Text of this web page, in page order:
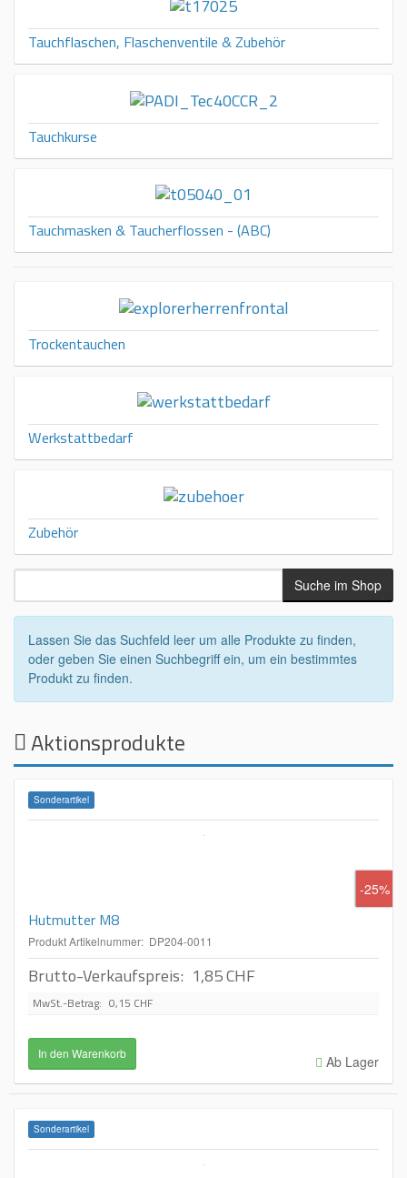
Tauchflaschen, Flaschenventile & Zubehör
Tauchkurse
Tauchmasken & Taucherflossen - (ABC)
Trockentauchen
Werkstattbedarf
Zubehör
Lassen Sie das Suchfeld leer um alle Produkte zu finden,
oder geben Sie einen Suchbegriff ein, um ein bestimmtes
Produkt zu finden.
Aktionsprodukte
Sonderartikel
-25%
Hutmutter M8
Produkt Artikelnummer: DP204-0011
Brutto-Verkaufspreis: 1,85 CHF
MwSt.-Betrag: 0,15 CHF
Ab Lager
Sonderartikel